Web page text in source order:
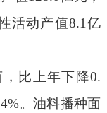
活动产值8.1亿
，比上年下降0.
。油料播种面